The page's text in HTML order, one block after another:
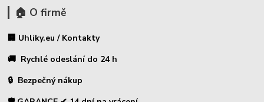
🏠 O firmě
🏢 Uhliky.eu / Kontakty
🚚 Rychlé odeslání do 24 h
🔒 Bezpečný nákup